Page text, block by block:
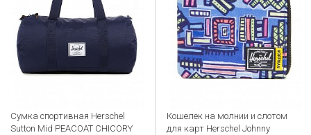
Сумка спортивная Herschel
Sutton Mid PEACOAT CHICORY
Кошелек на молнии и слотом
для карт Herschel Johnny